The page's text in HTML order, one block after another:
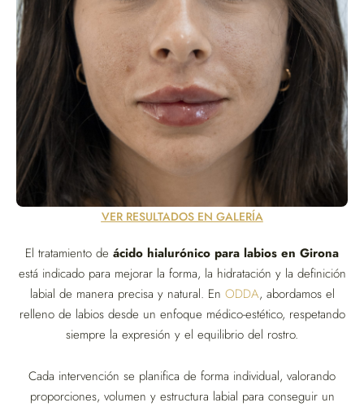
El tratamiento de ácido hialurónico para labios en Girona
está indicado para mejorar la forma, la hidratación y la definición
labial de manera precisa y natural. En ODDA, abordamos el
relleno de labios desde un enfoque médico-estético, respetando
siempre la expresión y el equilibrio del rostro.
Cada intervención se planifica de forma individual, valorando
proporciones, volumen y estructura labial para conseguir un
VER RESULTADOS EN GALERÍA